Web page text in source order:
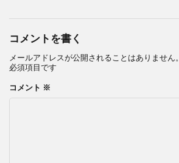
コメントを書く
メールアドレスが公開されることはありません。
必須項目です
コメント ※